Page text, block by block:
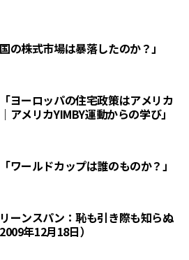
の株式市場は暴落したのか？」
ヨーロッパの住宅政策はアメリカ
アメリカYIMBY運動からの学び」
ワールドカップは誰のものか？」
ーンスパン：恥も引き際も知らぬ
年12月18日）